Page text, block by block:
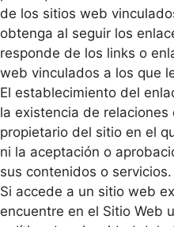
de los sitios web
obtenga al seguir los
responde de los links o
web vinculados a los que
El establecimiento del
la existencia de
propietario del sitio en el
ni la aceptación o
sus contenidos o servicios.
Si accede a un sitio web
encuentre en el Sitio Web